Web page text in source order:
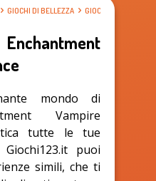
GIOCHI DI BELLEZZA GIOCHI DI VESTIRE
mondo di
Vampire
tutte le tue
Giochi123.it puoi
simili, che ti